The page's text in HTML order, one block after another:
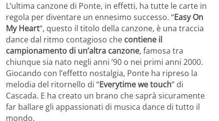
L’ultima canzone di Ponte, in effetti, ha tutte le carte in
regola per diventare un ennesimo successo. “Easy On
My Heart“, questo il titolo della canzone, è una traccia
dance dal ritmo contagioso che contiene il
campionamento di un’altra canzone, famosa tra
chiunque sia nato negli anni ’90 o nei primi anni 2000.
Giocando con l’effetto nostalgia, Ponte ha ripreso la
melodia del ritornello di “Everytime we touch” di
Cascada. E ha creato un brano che saprà sicuramente
far ballare gli appassionati di musica dance di tutto il
mondo.